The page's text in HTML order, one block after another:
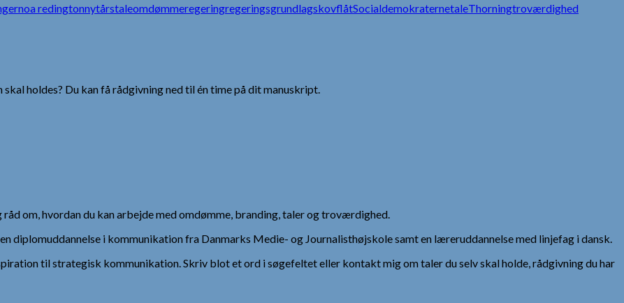
noa redingtonnytårstaleomdømmeregeringregeringsgrundlagskovflåtSocialdemokraternetaleThorningtroværdighed
holdes? Du kan få rådgivning ned til én time på dit manuskript.
om, hvordan du kan arbejde med omdømme, branding, taler og troværdighed.
diplomuddannelse i kommunikation fra Danmarks Medie- og Journalisthøjskole samt en læreruddannelse med linjefag i dansk.
til strategisk kommunikation. Skriv blot et ord i søgefeltet eller kontakt mig om taler du selv skal holde, rådgivning du har